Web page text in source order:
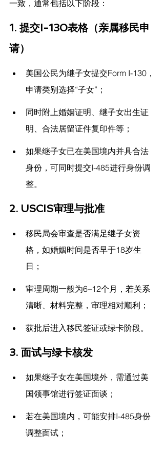
一致，通常包括以下阶段：
1. 提交I-130表格（亲属移民申
请）
美国公民为继子女提交Form I-130，
申请类别选择“子女”；
同时附上婚姻证明、继子女出生证
明、合法居留证件复印件等；
如果继子女已在美国境内并具合法
身份，可同时提交I-485进行身份调
整。
2. USCIS审理与批准
移民局会审查是否满足继子女资
格，如婚姻时间是否早于18岁生
日；
审理周期一般为6–12个月，若关系
清晰、材料完整，审理相对顺利；
获批后进入移民签证或绿卡阶段。
3. 面试与绿卡核发
如果继子女在美国境外，需通过美
国领事馆进行签证面谈；
若在美国境内，可能安排I-485身份
调整面试；